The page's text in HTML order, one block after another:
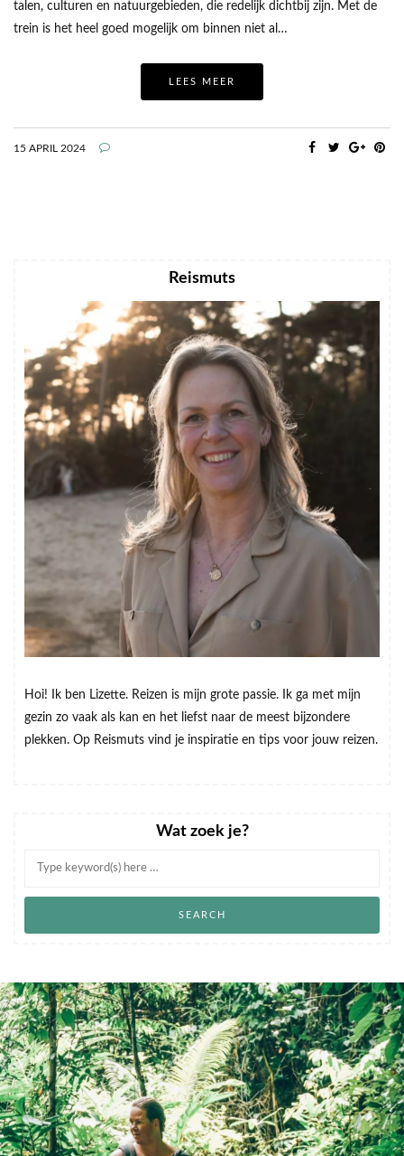
talen, culturen en natuurgebieden, die redelijk dichtbij zijn. Met de
trein is het heel goed mogelijk om binnen niet al…
LEES MEER
15 APRIL 2024
Reismuts
Hoi! Ik ben Lizette. Reizen is mijn grote passie. Ik ga met mijn
gezin zo vaak als kan en het liefst naar de meest bijzondere
plekken. Op Reismuts vind je inspiratie en tips voor jouw reizen.
Wat zoek je?